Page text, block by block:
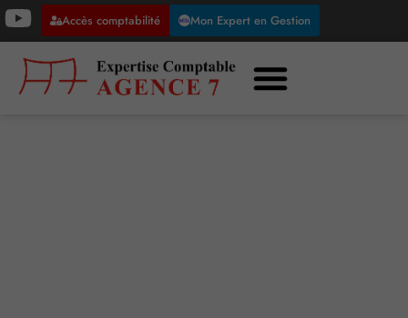
Accès comptabilité Mon Expert en Gestion